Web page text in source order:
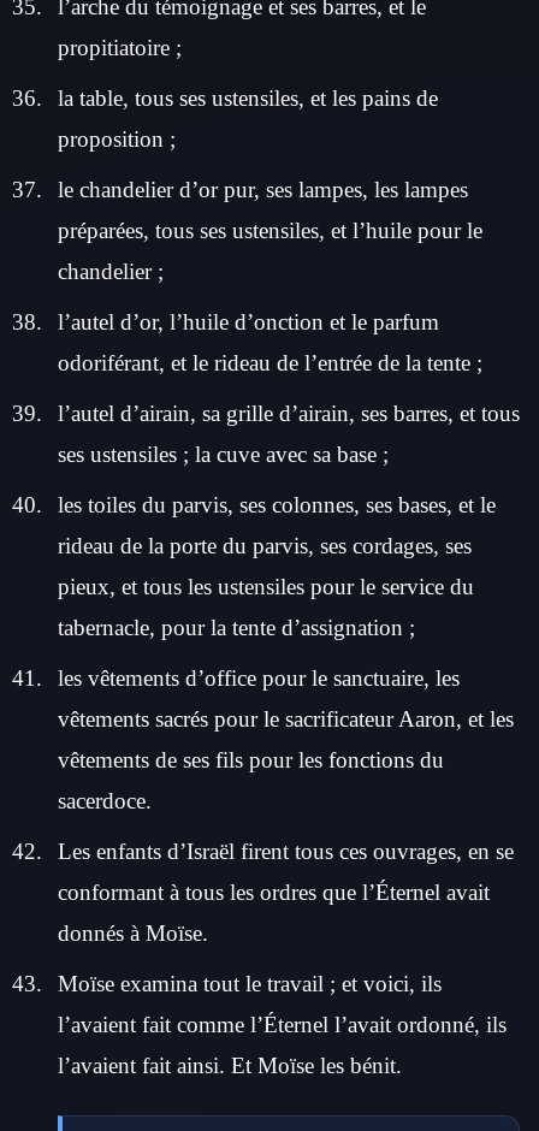
l’arche du témoignage et ses barres, et le
propitiatoire ;
la table, tous ses ustensiles, et les pains de
proposition ;
le chandelier d’or pur, ses lampes, les lampes
préparées, tous ses ustensiles, et l’huile pour le
chandelier ;
l’autel d’or, l’huile d’onction et le parfum
odoriférant, et le rideau de l’entrée de la tente ;
l’autel d’airain, sa grille d’airain, ses barres, et tous
ses ustensiles ; la cuve avec sa base ;
les toiles du parvis, ses colonnes, ses bases, et le
rideau de la porte du parvis, ses cordages, ses
pieux, et tous les ustensiles pour le service du
tabernacle, pour la tente d’assignation ;
les vêtements d’office pour le sanctuaire, les
vêtements sacrés pour le sacrificateur Aaron, et les
vêtements de ses fils pour les fonctions du
sacerdoce.
Les enfants d’Israël firent tous ces ouvrages, en se
conformant à tous les ordres que l’Éternel avait
donnés à Moïse.
Moïse examina tout le travail ; et voici, ils
l’avaient fait comme l’Éternel l’avait ordonné, ils
l’avaient fait ainsi. Et Moïse les bénit.